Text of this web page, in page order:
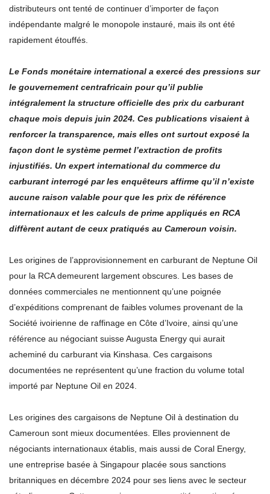
distributeurs ont tenté de continuer d’importer de façon
indépendante malgré le monopole instauré, mais ils ont été
rapidement étouffés.
Le Fonds monétaire international a exercé des pressions sur
le gouvernement centrafricain pour qu’il publie
intégralement la structure officielle des prix du carburant
chaque mois depuis juin 2024. Ces publications visaient à
renforcer la transparence, mais elles ont surtout exposé la
façon dont le système permet l’extraction de profits
injustifiés. Un expert international du commerce du
carburant interrogé par les enquêteurs affirme qu’il n’existe
aucune raison valable pour que les prix de référence
internationaux et les calculs de prime appliqués en RCA
diffèrent autant de ceux pratiqués au Cameroun voisin.
Les origines de l’approvisionnement en carburant de Neptune Oil
pour la RCA demeurent largement obscures. Les bases de
données commerciales ne mentionnent qu’une poignée
d’expéditions comprenant de faibles volumes provenant de la
Société ivoirienne de raffinage en Côte d’Ivoire, ainsi qu’une
référence au négociant suisse Augusta Energy qui aurait
acheminé du carburant via Kinshasa. Ces cargaisons
documentées ne représentent qu’une fraction du volume total
importé par Neptune Oil en 2024.
Les origines des cargaisons de Neptune Oil à destination du
Cameroun sont mieux documentées. Elles proviennent de
négociants internationaux établis, mais aussi de Coral Energy,
une entreprise basée à Singapour placée sous sanctions
britanniques en décembre 2024 pour ses liens avec le secteur